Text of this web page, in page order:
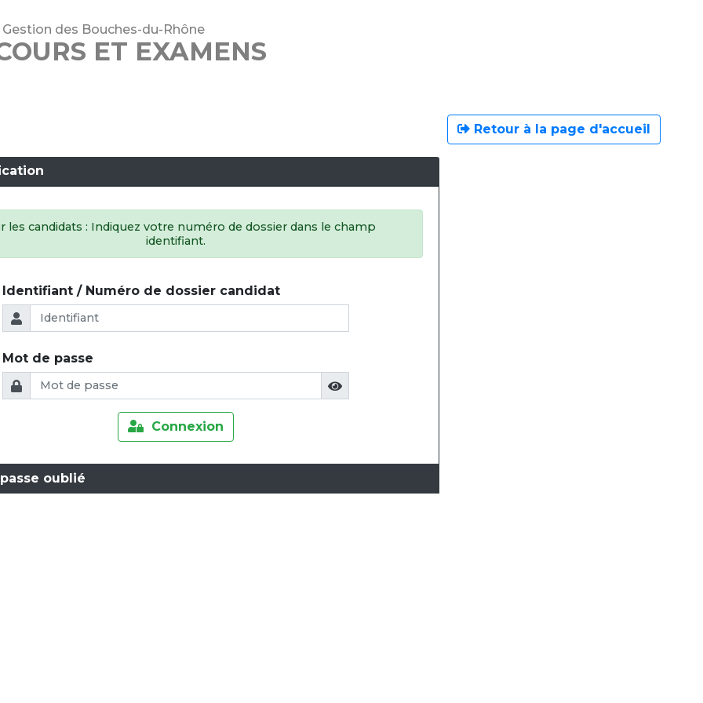
des Bouches-du-Rhône
ET EXAMENS
Retour à la page d'accueil
les candidats : Indiquez votre numéro de dossier dans le champ
identifiant.
Identifiant / Numéro de dossier candidat
Mot de passe
Connexion
oublié